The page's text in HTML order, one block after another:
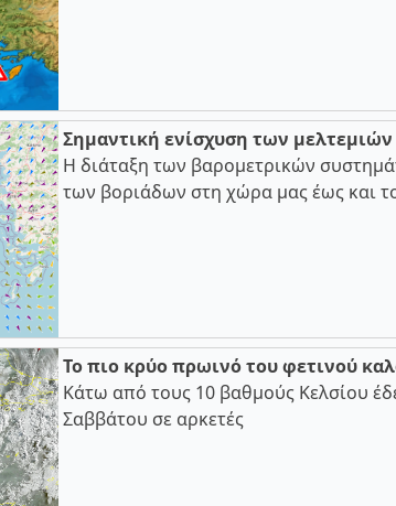
Σημαντική ενίσχυση των μελτεμιών
Η διάταξη των βαρομετρικών
των βοριάδων στη χώρα μας έως και
Το πιο κρύο πρωινό του φετινού
Κάτω από τους 10 βαθμούς Κελσίου
Σαββάτου σε αρκετές